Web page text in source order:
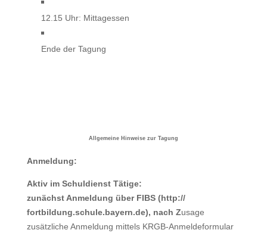
12.15 Uhr: Mittagessen
Ende der Tagung
Allgemeine Hinweise zur Tagung
Anmeldung:
Aktiv im Schuldienst Tätige:
zunächst Anmeldung über FIBS (http://
fortbildung.schule.bayern.de), nach Zusage
zusätzliche Anmeldung mittels KRGB-Anmeldeformular